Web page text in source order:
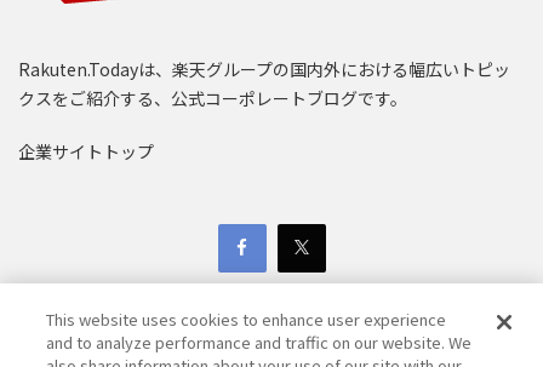
Rakuten.Todayは、楽天グループの国内外における幅広いトピッ
クスをご紹介する、公式コーポレートブログです。
企業サイトトップ
This website uses cookies to enhance user experience
and to analyze performance and traffic on our website. We